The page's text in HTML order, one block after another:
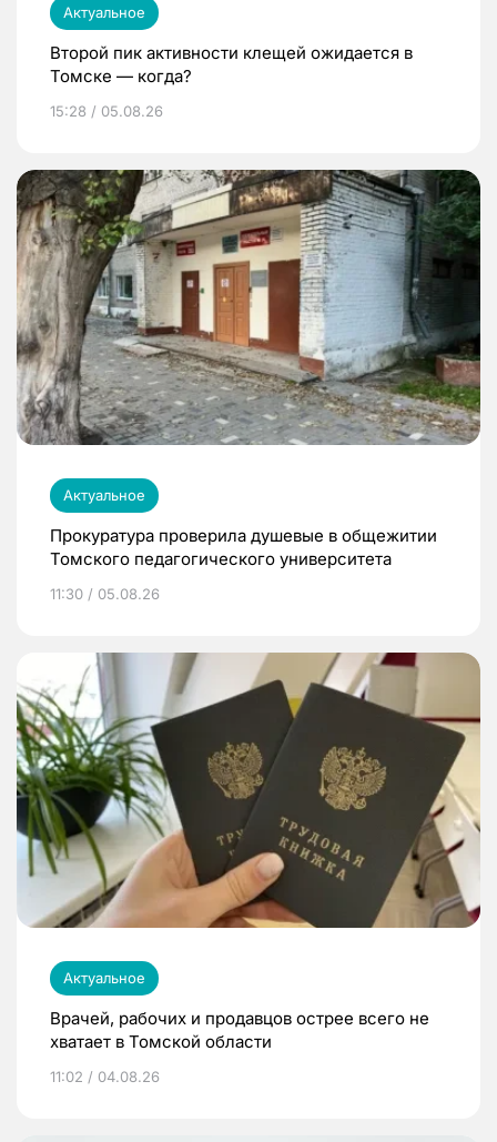
Актуальное
Второй пик активности клещей ожидается в
Томске — когда?
15:28 / 05.08.26
Актуальное
Прокуратура проверила душевые в общежитии
Томского педагогического университета
11:30 / 05.08.26
Актуальное
Врачей, рабочих и продавцов острее всего не
хватает в Томской области
11:02 / 04.08.26